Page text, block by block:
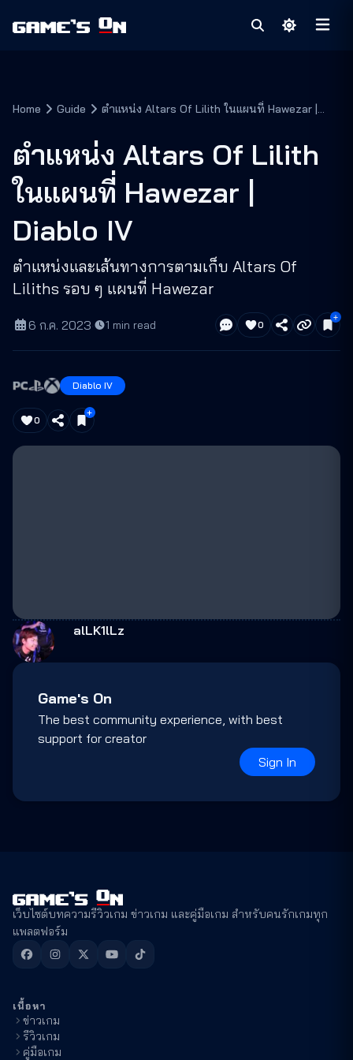
Home Guide
ตำแหน่ง Altars Of Lilith ในแผนที่ Hawezar |
ตำแหน่ง Altars Of Lilith
ในแผนที่ Hawezar |
Diablo IV
ตำแหน่งและเส้นทางการตามเก็บ Altars Of
Liliths รอบ ๆ แผนที่ Hawezar
6 ก.ค. 2023· 1 min read 0
Diablo IV
0
alLK1lLz
Game's On
The best community experience, with best
support for creator
Sign In
เว็บไซต์บทความรีวิวเกม ข่าวเกม และคู่มือเกม สำหรับคนรักเกมทุก
แพลตฟอร์ม
เนื้อหา
ข่าวเกม
รีวิวเกม
คู่มือเกม